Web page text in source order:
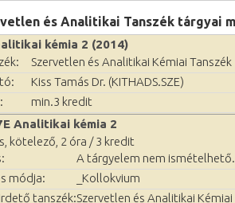
és Analitikai Tanszék tárgyai
kémia 2 (2014)
Szervetlen és Analitikai Kémiai Tanszék
Kiss Tamás Dr. (KITHADS.SZE)
min.3 kredit
Analitikai kémia 2
kötelező, 2 óra / 3 kredit
A tárgyelem nem ismételhető.
módja:
_Kollokvium
tanszék:Szervetlen és Analitikai Kémiai